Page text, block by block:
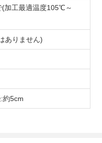
加工最適温度105℃～
ありません)
約5cm